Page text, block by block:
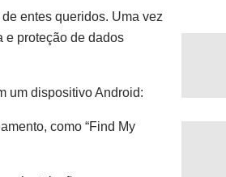
entes queridos. Uma vez
e proteção de dados
um dispositivo Android:
como “Find My